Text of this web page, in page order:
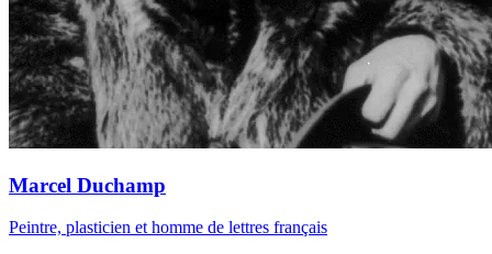
Marcel Duchamp
Peintre, plasticien et homme de lettres français